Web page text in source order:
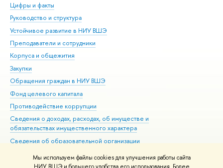
Мы используем файлы cookies для улучшения работы сайта
Цифры и факты
Руководство и структура
Устойчивое развитие в НИУ ВШЭ
Преподаватели и сотрудники
Корпуса и общежития
Закупки
Обращения граждан в НИУ ВШЭ
Фонд целевого капитала
Противодействие коррупции
Сведения о доходах, расходах, об имуществе и
обязательствах имущественного характера
Сведения об образовательной организации
Людям с ограниченными возможностями здоровья
Единая платежная страница